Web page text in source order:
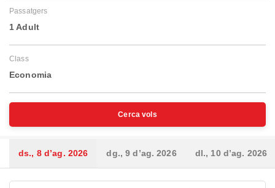
Passatgers
1 Adult
Class
Economia
Cerca vols
ds., 8 d’ag. 2026 dg., 9 d’ag. 2026 dl., 10 d’ag. 2026